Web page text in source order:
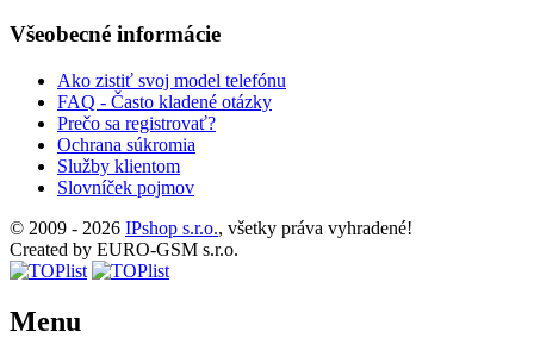
Všeobecné informácie
Ako zistiť svoj model telefónu
FAQ - Často kladené otázky
Prečo sa registrovať?
Ochrana súkromia
Služby klientom
Slovníček pojmov
© 2009 - 2026 IPshop s.r.o., všetky práva vyhradené!
Created by EURO-GSM s.r.o.
Menu